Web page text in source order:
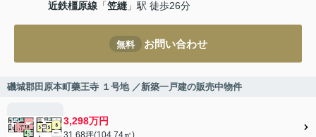
近鉄橿原線 「笠縫 」駅 徒歩26分
無料 お問い合わせ
磯城郡田原本町藥王寺 １号地 ／新築一戸建の販売中物件
3,298万円
31.68坪(104.74㎡)